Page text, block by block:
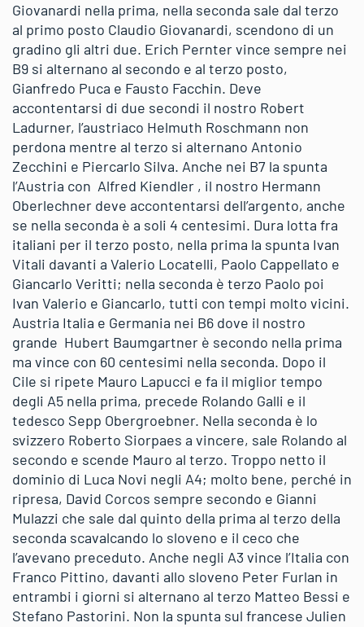
Giovanardi nella prima, nella seconda sale dal terzo
al primo posto Claudio Giovanardi, scendono di un
gradino gli altri due. Erich Pernter vince sempre nei
B9 si alternano al secondo e al terzo posto,
Gianfredo Puca e Fausto Facchin. Deve
accontentarsi di due secondi il nostro Robert
Ladurner, l’austriaco Helmuth Roschmann non
perdona mentre al terzo si alternano Antonio
Zecchini e Piercarlo Silva. Anche nei B7 la spunta
l’Austria con Alfred Kiendler , il nostro Hermann
Oberlechner deve accontentarsi dell’argento, anche
se nella seconda è a soli 4 centesimi. Dura lotta fra
italiani per il terzo posto, nella prima la spunta Ivan
Vitali davanti a Valerio Locatelli, Paolo Cappellato e
Giancarlo Veritti; nella seconda è terzo Paolo poi
Ivan Valerio e Giancarlo, tutti con tempi molto vicini.
Austria Italia e Germania nei B6 dove il nostro
grande Hubert Baumgartner è secondo nella prima
ma vince con 60 centesimi nella seconda. Dopo il
Cile si ripete Mauro Lapucci e fa il miglior tempo
degli A5 nella prima, precede Rolando Galli e il
tedesco Sepp Obergroebner. Nella seconda è lo
svizzero Roberto Siorpaes a vincere, sale Rolando al
secondo e scende Mauro al terzo. Troppo netto il
dominio di Luca Novi negli A4; molto bene, perché in
ripresa, David Corcos sempre secondo e Gianni
Mulazzi che sale dal quinto della prima al terzo della
seconda scavalcando lo sloveno e il ceco che
l’avevano preceduto. Anche negli A3 vince l’Italia con
Franco Pittino, davanti allo sloveno Peter Furlan in
entrambi i giorni si alternano al terzo Matteo Bessi e
Stefano Pastorini. Non la spunta sul francese Julien